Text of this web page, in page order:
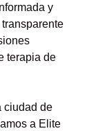
y
terapia de
ciudad de
a Elite